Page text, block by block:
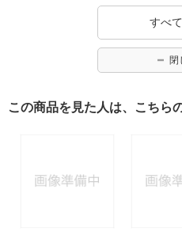
すべ
閉
この商品を見た人は、こちら